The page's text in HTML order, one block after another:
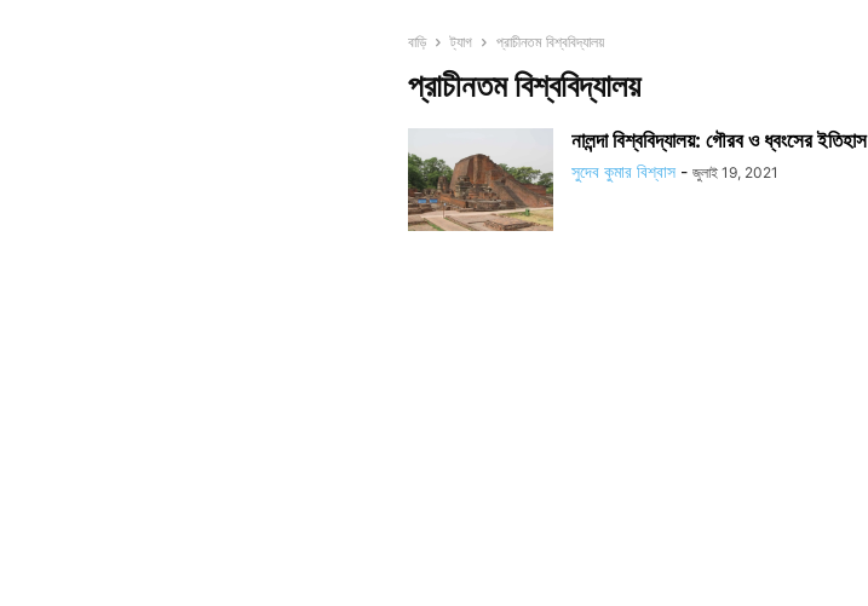
বাড়ি ট্যাগ প্রাচীনতম বিশ্ববিদ্যালয়
প্রাচীনতম বিশ্ববিদ্যালয়
নালন্দা বিশ্ববিদ্যালয়: গৌরব ও ধ্বংসের ইতিহাস
সুদেব কুমার বিশ্বাস - জুলাই 19, 2021